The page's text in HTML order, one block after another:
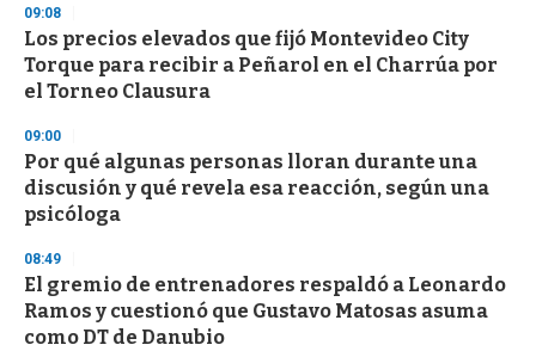
09:08
Los precios elevados que fijó Montevideo City
Torque para recibir a Peñarol en el Charrúa por
el Torneo Clausura
09:00
Por qué algunas personas lloran durante una
discusión y qué revela esa reacción, según una
psicóloga
08:49
El gremio de entrenadores respaldó a Leonardo
Ramos y cuestionó que Gustavo Matosas asuma
como DT de Danubio